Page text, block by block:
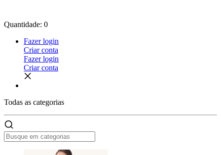
Quantidade: 0
Fazer login
Criar conta
Fazer login
Criar conta
Todas as categorias